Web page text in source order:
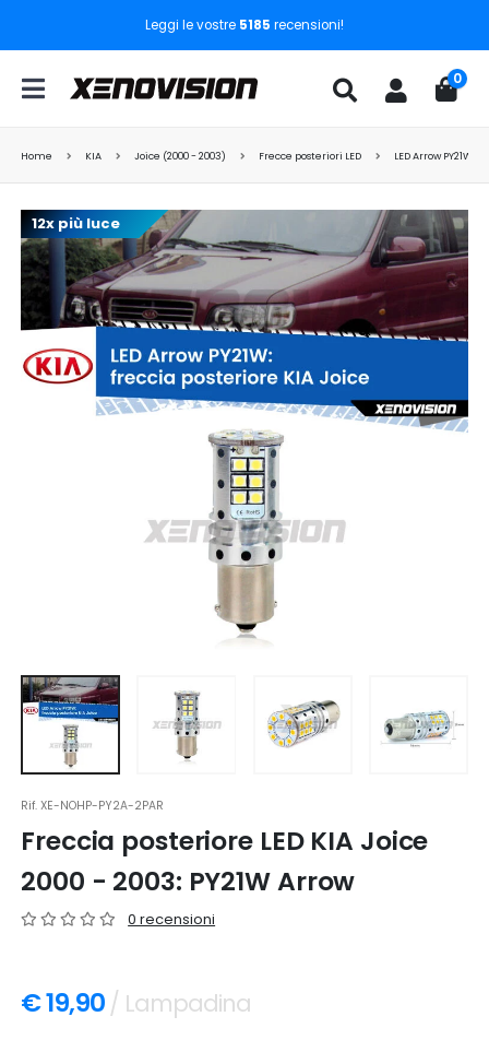
Leggi le vostre 5185 recensioni!
0
Home KIA Joice (2000 - 2003) Frecce posteriori LED LED Arrow
12x più luce
Rif.XE-NOHP-PY2A-2PAR
Freccia posteriore LED KIA Joice
2000 - 2003: PY21W Arrow
0 recensioni
€ 19,90 / Lampadina